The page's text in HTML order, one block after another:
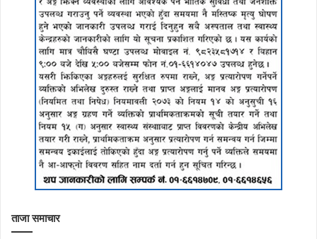
ताजा समाचार